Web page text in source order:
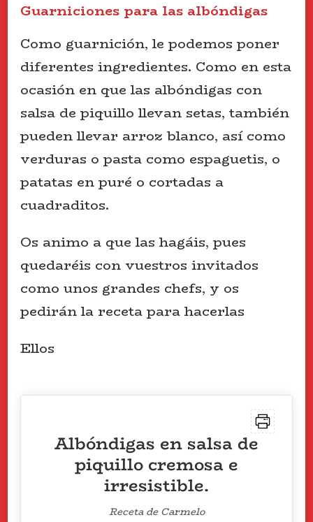
Guarniciones para las albóndigas
Como guarnición, le podemos poner
diferentes ingredientes. Como en esta
ocasión en que las albóndigas con
salsa de piquillo llevan setas, también
pueden llevar arroz blanco, así como
verduras o pasta como espaguetis, o
patatas en puré o cortadas a
cuadraditos.
Os animo a que las hagáis, pues
quedaréis con vuestros invitados
como unos grandes chefs, y os
pedirán la receta para hacerlas
Ellos
Albóndigas en salsa de
piquillo cremosa e
irresistible.
Receta de Carmelo